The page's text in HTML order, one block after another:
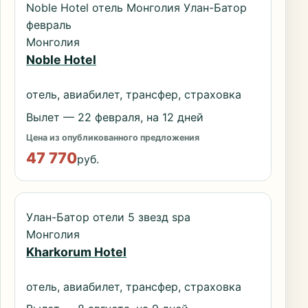
Noble Hotel отель Монголия Улан-Батор
февраль
Монголия
Noble Hotel
отель, авиабилет, трансфер, страховка
Вылет — 22 февраля, на 12 дней
Цена из опубликованного предложения
47 770руб.
Улан-Батор отели 5 звезд spa
Монголия
Kharkorum Hotel
отель, авиабилет, трансфер, страховка